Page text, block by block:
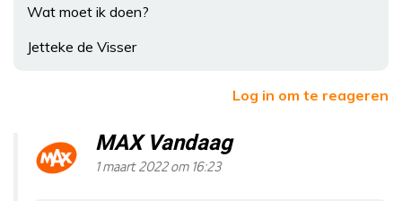
Wat moet ik doen?
Jetteke de Visser
Log in om te reageren
MAX Vandaag
1 maart 2022 om 16:23